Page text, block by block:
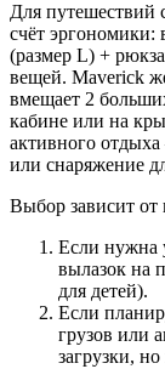
Для путешествий
счёт эргономики:
(размер L) +
вещей. Maverick
вмещает 2
кабине или на
активного отдыха
или снаряжение
Выбор зависит от
Если нужна
вылазок на
для детей).
Если
грузов или
загрузки,